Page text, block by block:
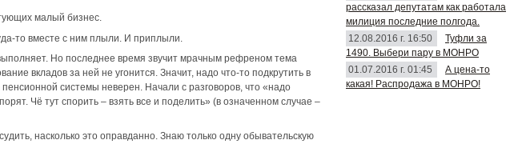
малый бизнес.
то вместе с ним плыли. И приплыли.
Но последнее время звучит мрачным рефреном тема
вкладов за ней не угонится. Значит, надо что-то подкрутить в
системы неверен. Начали с разговоров, что «надо
Чё тут спорить – взять все и поделить» (в означенном случае –
насколько это оправданно. Знаю только одну обывательскую
рассказал депутатам как работала
милиция последние полгода.
12.08.2016 г. 16:50
Туфли за
1490. Выбери пару в МОНРО
01.07.2016 г. 01:45
А цена-то
какая! Распродажа в МОНРО!